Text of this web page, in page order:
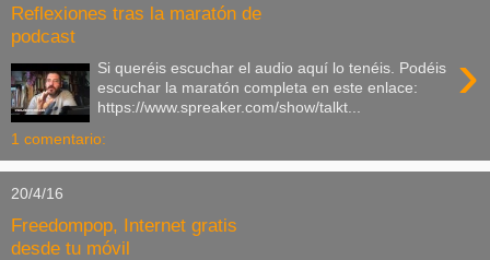
Reflexiones tras la maratón de
podcast
›
Si queréis escuchar el audio aquí lo tenéis. Podéis
escuchar la maratón completa en este enlace:
https://www.spreaker.com/show/talkt...
1 comentario:
20/4/16
Freedompop, Internet gratis
desde tu móvil